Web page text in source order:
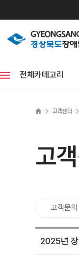
전체카테고리
> 고객센터 >
고
고객문의
2025년